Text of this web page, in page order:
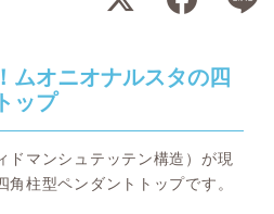
ムオニオナルスタの四
ップ
ドマンシュテッテン構造）が現
柱型ペンダントトップです。